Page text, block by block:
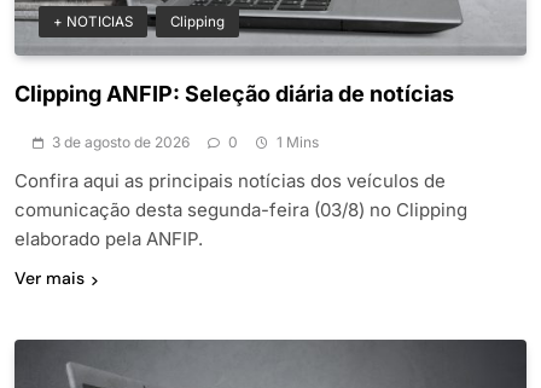
+ NOTICIAS Clipping
Clipping ANFIP: Seleção diária de notícias
3 de agosto de 2026 0 1 Mins
Confira aqui as principais notícias dos veículos de
comunicação desta segunda-feira (03/8) no Clipping
elaborado pela ANFIP.
Ver mais